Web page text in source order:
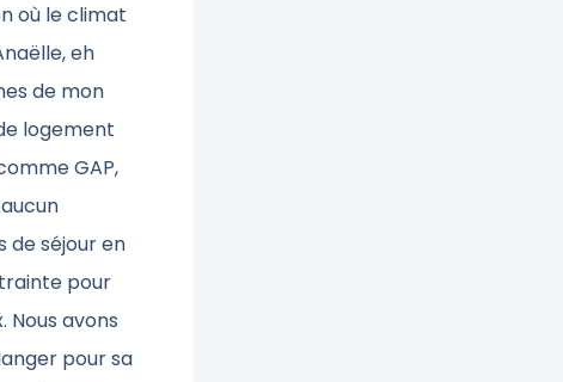
où le climat
eh
de mon
logement
GAP,
de séjour en
pour
avons
pour sa